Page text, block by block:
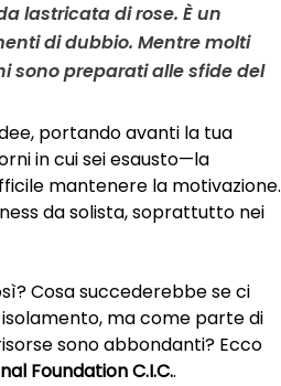
lastricata di rose. È un
di dubbio. Mentre molti
sono preparati alle sfide del
portando avanti la tua
in cui sei esausto—la
mantenere la motivazione.
da solista, soprattutto nei
Cosa succederebbe se ci
ma come parte di
sono abbondanti? Ecco
Foundation C.I.C..